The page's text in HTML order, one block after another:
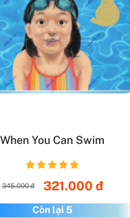
When You Can Swim
345.000 đ 321.000 đ
Còn lại 5